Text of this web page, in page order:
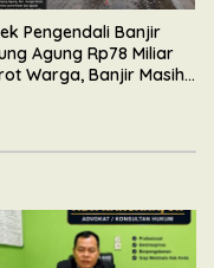
Pengendali Banjir
Agung Rp78 Miliar
Warga, Banjir Masih